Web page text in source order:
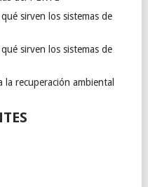
sirven los sistemas de
sirven los sistemas de
recuperación ambiental